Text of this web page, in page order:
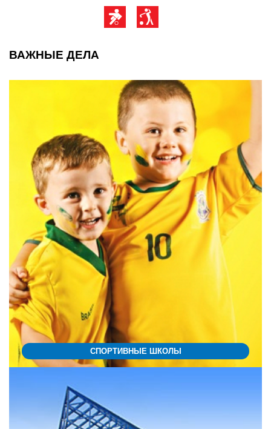
ВАЖНЫЕ ДЕЛА
СПОРТИВНЫЕ ШКОЛЫ